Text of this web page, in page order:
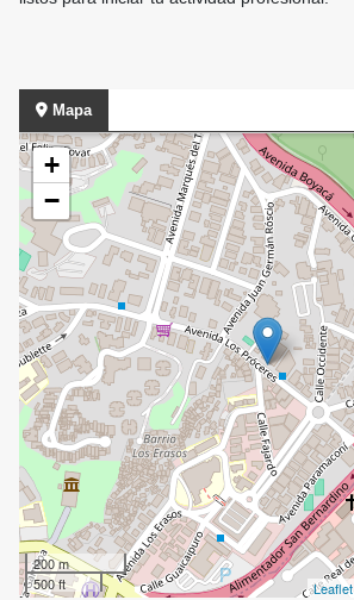
Mapa
+
−
200 m
500 ft
Leaflet